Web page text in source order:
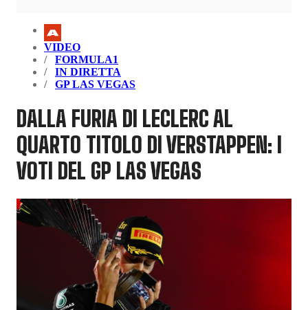
VIDEO
FORMULA1
IN DIRETTA
GP LAS VEGAS
DALLA FURIA DI LECLERC AL
QUARTO TITOLO DI VERSTAPPEN: I
VOTI DEL GP LAS VEGAS